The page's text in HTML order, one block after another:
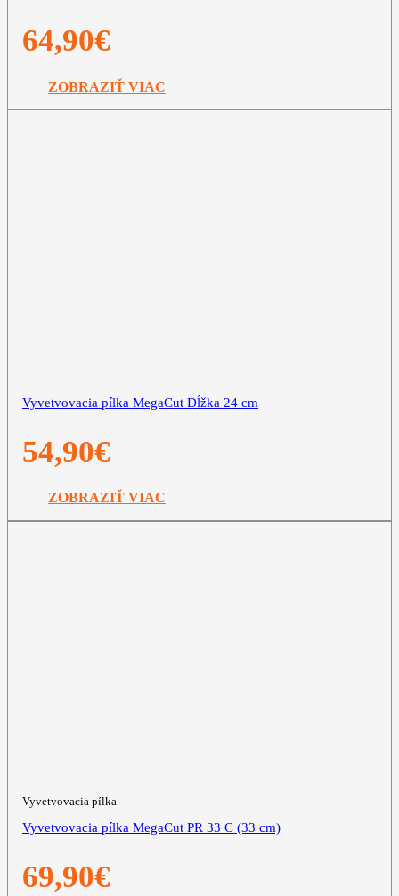
64,90€
ZOBRAZIŤ VIAC
Vyvetvovacia pílka MegaCut Dĺžka 24 cm
54,90€
ZOBRAZIŤ VIAC
Vyvetvovacia pílka
Vyvetvovacia pílka MegaCut PR 33 C (33 cm)
69,90€